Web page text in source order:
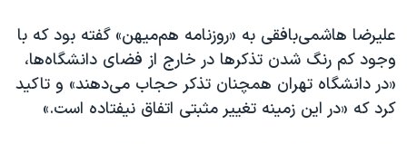
علیرضا هاشمی‌بافقی به «روزنامه هم‌میهن» گفته بود که با
وجود کم رنگ شدن تذکرها در خارج از فضای دانشگاه‌ها،
«در دانشگاه تهران همچنان تذکر حجاب می‌دهند» و تاکید
کرد که «در این زمینه تغییر مثبتی اتفاق نیفتاده است.»